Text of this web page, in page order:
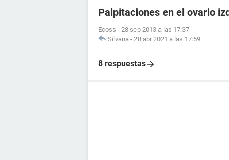
Palpitaciones en el ovario
Ecoss - 28 sep 2013 a las 17:37
Silvana - 28 abr 2021 a las 17:59
8 respuestas